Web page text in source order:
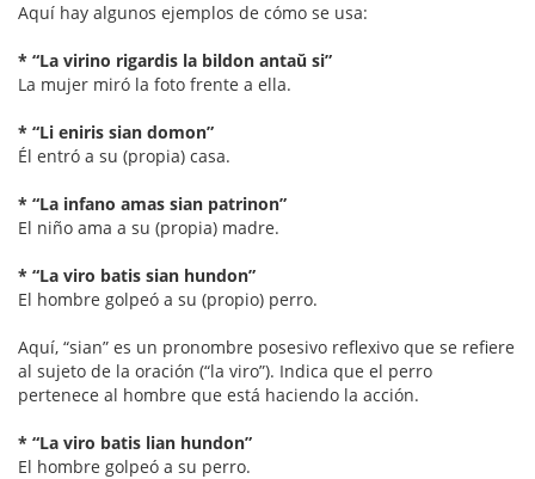
Aquí hay algunos ejemplos de cómo se usa:
* “La virino rigardis la bildon antaŭ si”
La mujer miró la foto frente a ella.
* “Li eniris sian domon”
Él entró a su (propia) casa.
* “La infano amas sian patrinon”
El niño ama a su (propia) madre.
* “La viro batis sian hundon”
El hombre golpeó a su (propio) perro.
Aquí, “sian” es un pronombre posesivo reflexivo que se refiere
al sujeto de la oración (“la viro”). Indica que el perro
pertenece al hombre que está haciendo la acción.
* “La viro batis lian hundon”
El hombre golpeó a su perro.